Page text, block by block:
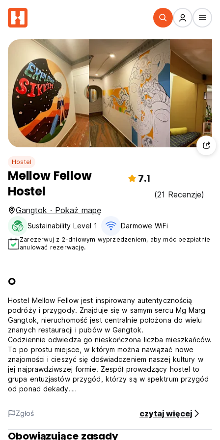
Hostel
Mellow Fellow
Hostel
7.1
(21 Recenzje)
Gangtok · Pokaż mapę
Sustainability Level 1 Darmowe WiFi
Zarezerwuj z 2-dniowym wyprzedzeniem, aby móc bezpłatnie
anulować rezerwację.
O
Hostel Mellow Fellow jest inspirowany autentycznością
podróży i przygody. Znajduje się w samym sercu Mg Marg
Gangtok, nieruchomość jest centralnie położona do wielu
znanych restauracji i pubów w Gangtok.
Codziennie odwiedza go nieskończona liczba mieszkańców.
To po prostu miejsce, w którym można nawiązać nowe
znajomości i cieszyć się doświadczeniem naszej kultury w
jej najprawdziwszej formie. Zespół prowadzący hostel to
grupa entuzjastów przygód, którzy są w spektrum przygód
od ponad dekady.
które są przytulne i czyste, z widokiem na rynek miasta. W
części wspólnej znajduje się kuchnia (do samodzielnego
gotowania i obsługi) oraz piękny salon, w którym można się
zrelaksować i podziwiać malowniczą Kanczendzongę,
Zgłoś czytaj więcej
Obowiązujące zasady